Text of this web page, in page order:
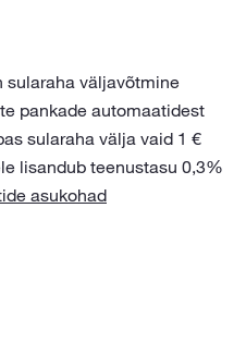
sularaha väljavõtmine
pankade automaatidest
sularaha välja vaid 1 €
lisandub teenustasu 0,3%
asukohad